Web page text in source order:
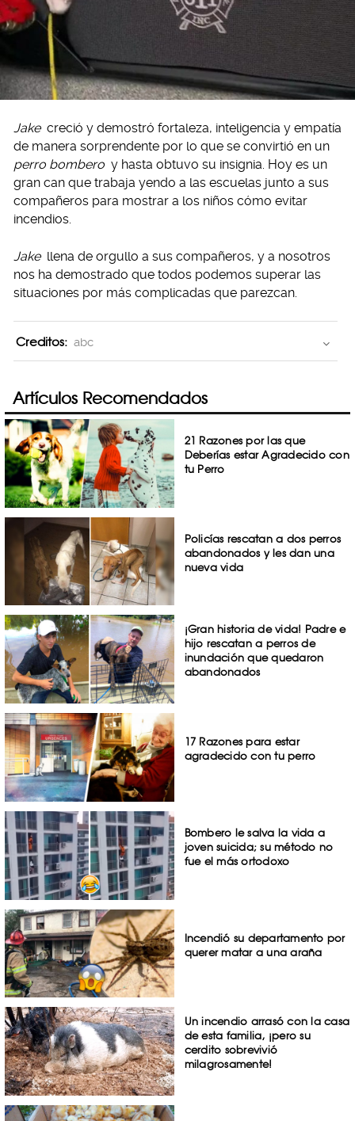
Jake creció y demostró fortaleza, inteligencia y empatía
de manera sorprendente por lo que se convirtió en un
perro bombero y hasta obtuvo su insignia. Hoy es un
gran can que trabaja yendo a las escuelas junto a sus
compañeros para mostrar a los niños cómo evitar
incendios.
Jake llena de orgullo a sus compañeros, y a nosotros
nos ha demostrado que todos podemos superar las
situaciones por más complicadas que parezcan.
Creditos: abc
Artículos Recomendados
21 Razones por las que
Deberías estar Agradecido con
tu Perro
Policías rescatan a dos perros
abandonados y les dan una
nueva vida
¡Gran historia de vida! Padre e
hijo rescatan a perros de
inundación que quedaron
abandonados
17 Razones para estar
agradecido con tu perro
Bombero le salva la vida a
joven suicida; su método no
fue el más ortodoxo
Incendió su departamento por
querer matar a una araña
Un incendio arrasó con la casa
de esta familia, ¡pero su
cerdito sobrevivió
milagrosamente!